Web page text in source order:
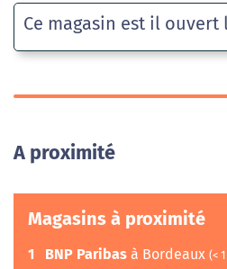
Ce magasin est il ouvert
A proximité
Magasins à proximité
1 BNP Paribas à Bordeaux (<